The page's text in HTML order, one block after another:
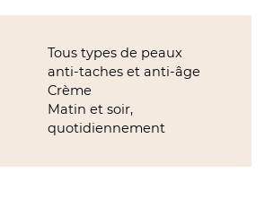
Tous types de peaux
anti-taches et anti-âge
Crème
Matin et soir,
quotidiennement